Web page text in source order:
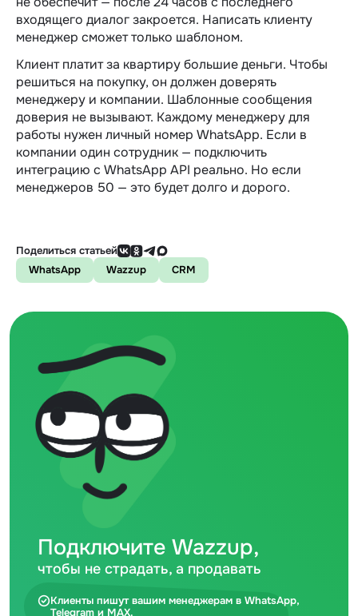
входящего диалог закроется. Написать клиенту
менеджер сможет только шаблоном.
Клиент платит за квартиру большие деньги. Чтобы
решиться на покупку, он должен доверять
менеджеру и компании. Шаблонные сообщения
доверия не вызывают. Каждому менеджеру для
работы нужен личный номер WhatsApp. Если в
компании один сотрудник — подключить
интеграцию с WhatsApp API реально. Но если
менеджеров 50 — это будет долго и дорого.
Поделиться статьей
WhatsApp
Wazzup CRM
Подключите Wazzup,
чтобы не страдать, а продавать
Клиенты пишут вашим менеджерам в WhatsApp,
Telegram и MAX.